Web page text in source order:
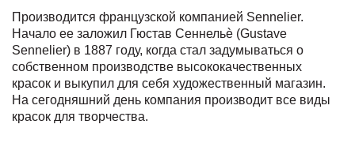
Производится французской компанией Sennelier.
Начало ее заложил Гюстав Сеннельѐ (Gustave
Sennelier) в 1887 году, когда стал задумываться о
собственном производстве высококачественных
красок и выкупил для себя художественный магазин.
На сегодняшний день компания производит все виды
красок для творчества.